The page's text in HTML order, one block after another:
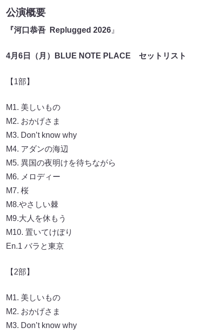
公演概要
『河口恭吾 Replugged 2026 』
4月6日（月）BLUE NOTE PLACE セットリスト
【1部】
M1. 美しいもの
M2. おかげさま
M3. Don’t know why
M4. アダンの海辺
M5. 異国の夜明けを待ちながら
M6. メロディー
M7. 桜
M8.やさしい棘
M9.大人を休もう
M10. 置いてけぼり
En.1 バラと東京
【2部】
M1. 美しいもの
M2. おかげさま
M3. Don’t know why